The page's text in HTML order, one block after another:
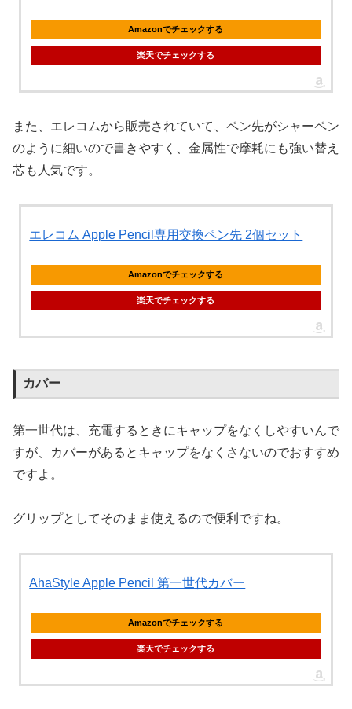
Amazonでチェックする
楽天でチェックする
また、エレコムから販売されていて、ペン先がシャーペン
のように細いので書きやすく、金属性で摩耗にも強い替え
芯も人気です。
エレコム Apple Pencil専用交換ペン先 2個セット
Amazonでチェックする
楽天でチェックする
カバー
第一世代は、充電するときにキャップをなくしやすいんで
すが、カバーがあるとキャップをなくさないのでおすすめ
ですよ。
グリップとしてそのまま使えるので便利ですね。
AhaStyle Apple Pencil 第一世代カバー
Amazonでチェックする
楽天でチェックする